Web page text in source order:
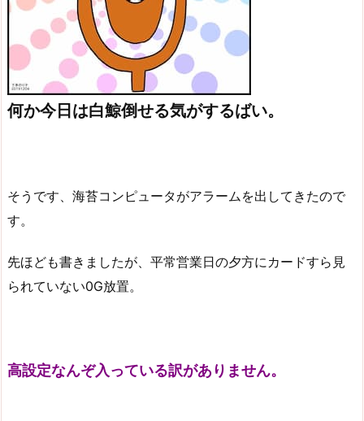
何か今日は白鯨倒せる気がするばい。
そうです、海苔コンピュータがアラームを出してきたので
す。
先ほども書きましたが、平常営業日の夕方にカードすら見
られていない0G放置。
高設定なんぞ入っている訳がありません。